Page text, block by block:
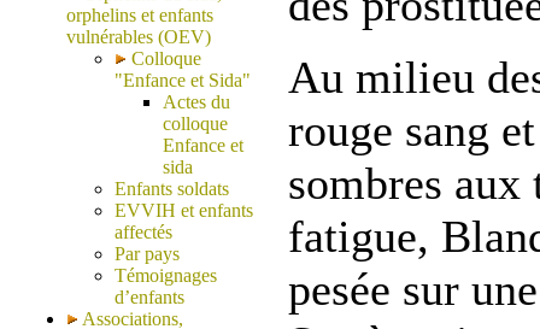
orphelins et enfants
vulnérables (OEV)
Colloque
"Enfance et Sida"
Actes du
colloque
Enfance et
sida
Enfants soldats
EVVIH et enfants
affectés
Par pays
Témoignages
d’enfants
Associations,
Au milieu
rouge sang
sombres
fatigue,
pesée sur